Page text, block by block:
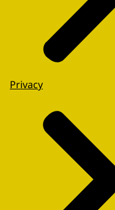
Privacy